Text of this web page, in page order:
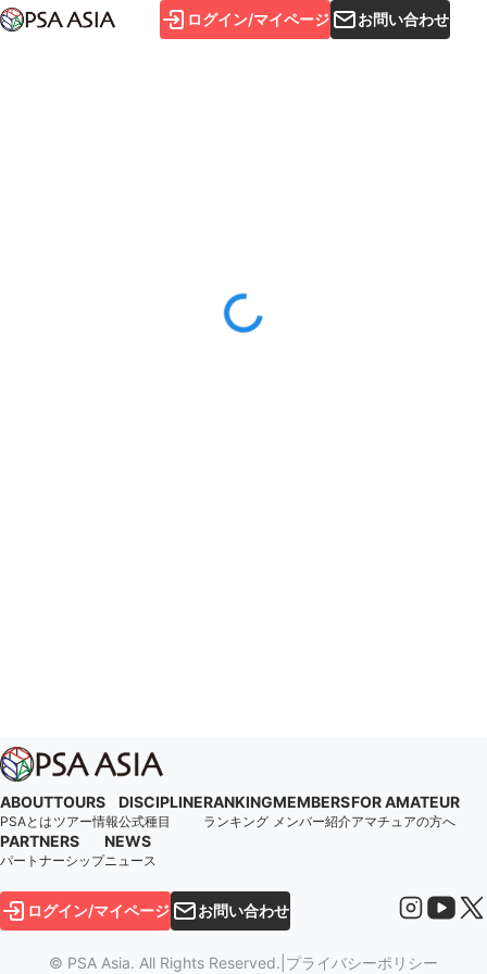
ログイン/マイページ お問い合わせ
ABOUT
PSAとは
TOURS
ツアー情報
DISCIPLINE
公式種目
RANKING
ランキング
MEMBERS
メンバー紹介
FOR AMATEUR
アマチュアの方へ
PARTNERS
パートナーシップ
NEWS
ニュース
ログイン/マイページ お問い合わせ
© PSA Asia. All Rights Reserved. プライバシーポリシー